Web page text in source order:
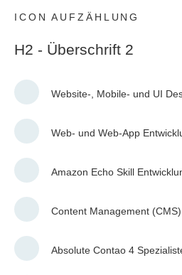
ICON AUFZÄHLUNG
H2 - Überschrift 2
Website-, Mobile- und UI
Web- und Web-App
Amazon Echo Skill
Content Management
Absolute Contao 4